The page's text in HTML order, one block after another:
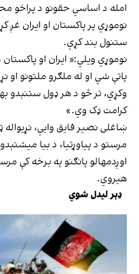
امله د اساسي حقونو د پراخو
نوموړي پر پاکستان او ایران غږ
ستنول بند کړي.
نوموړي ویلي:« ایران او پاکستان
پاتې شي او له ملګرو ملتونو او
وکړي، تر څو د هر ډول ستنېدو
کرامت ډک وي.»
ښاغلی نصیر فایق وايي،
مرستو د پیاوړتیا، د بیا
اوږدمهالو پانګنو په برخه کې
هیروي.
ډېر لیدل شوي